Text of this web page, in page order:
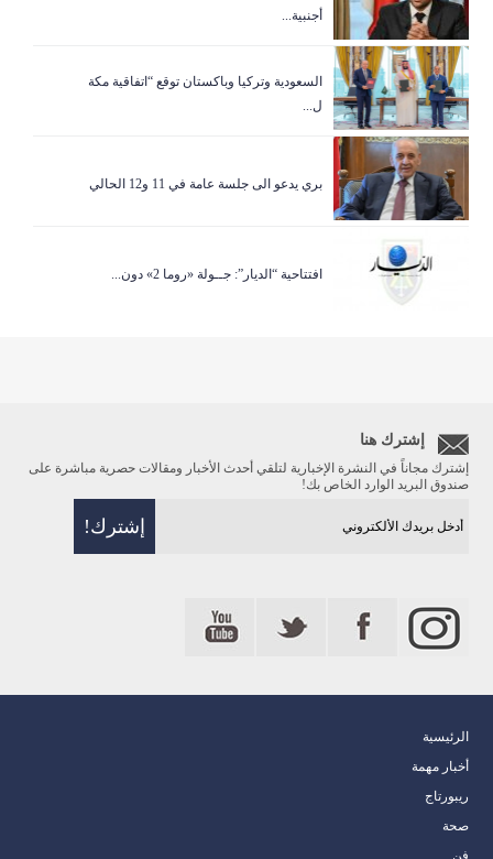
أجنبية...
السعودية وتركيا وباكستان توقع “اتفاقية مكة
ل...
بري يدعو الى جلسة عامة في 11 و12 الحالي
افتتاحية “الديار”: جــولة «روما 2» دون...
إشترك هنا
إشترك مجاناً في النشرة الإخبارية لتلقي أحدث الأخبار ومقالات حصرية مباشرة على
صندوق البريد الوارد الخاص بك!
الرئيسية
أخبار مهمة
ريبورتاج
صحة